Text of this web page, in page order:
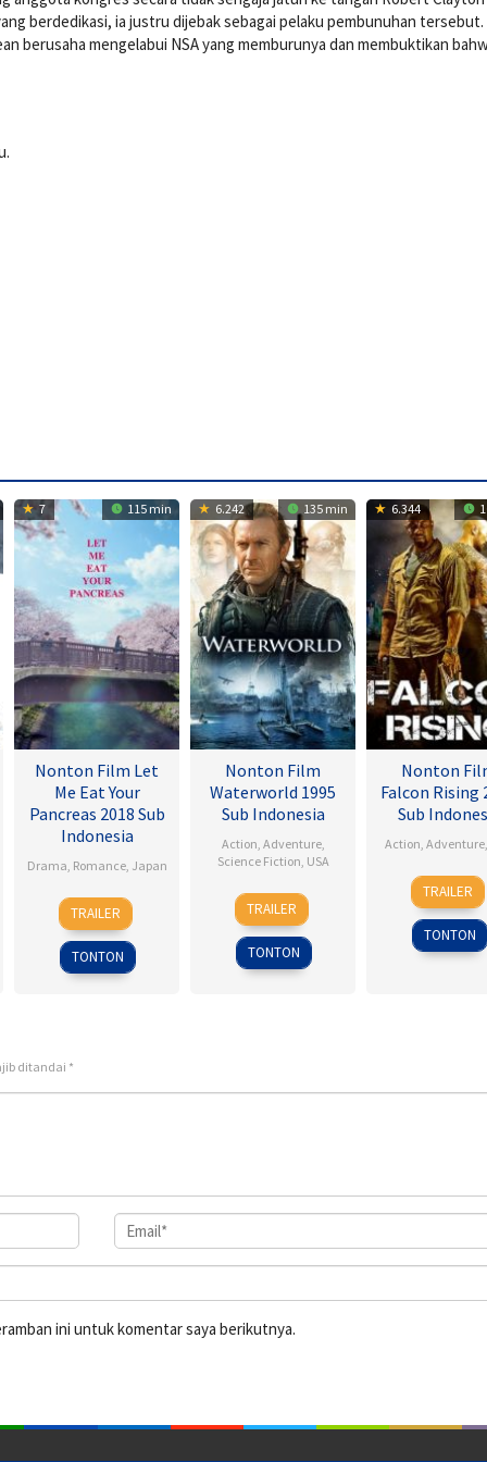
berdedikasi, ia justru dijebak sebagai pelaku pembunuhan tersebut.
berusaha mengelabui NSA yang memburunya dan membuktikan
7 115 min
Nonton Film Let
Me Eat Your
Pancreas 2018 Sub
Indonesia
Drama Romance, Japan
28
Jul
2017
Sho
Tsukikawa
TRAILER
TONTON
6.242 135 min
Nonton Film
Waterworld 1995
Sub Indonesia
Action Adventure,
Science Fiction USA
28
Jul
1995
Kevin
Reynolds
TRAILER
TONTON
6.344
Nonton
Falcon Rising
Sub
Action Adventure
5
Sep
2014
Ernie
TRAILER
TONTON
ditandai *
ini untuk komentar saya berikutnya.